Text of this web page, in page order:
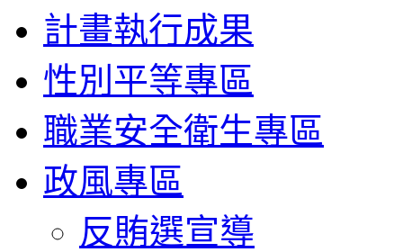
計畫執行成果
性別平等專區
職業安全衛生專區
政風專區
反賄選宣導